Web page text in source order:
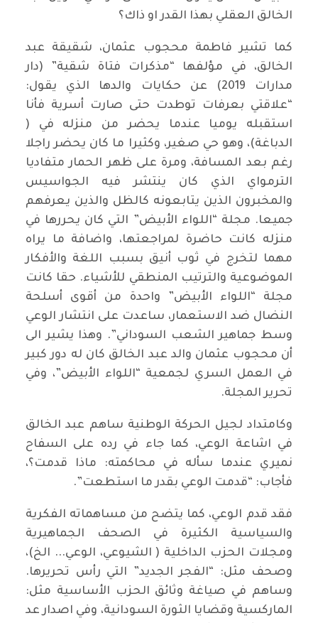
الخالق العقلي بهذا القدر او ذاك؟
كما تشير فاطمة محجوب عثمان، شقيقة عبد
الخالق، في مؤلفها “مذكرات فتاة شقية” (دار
مدارات 2019) عن حكايات والدها الذي يقول:
“علاقتي بعرفات توطدت حتى صارت أسرية فأنا
استقبله يوميا عندما يحضر من منزله في (
الدباغة)، وهو حي صغير، وكثيرا ما كان يحضر راجلا
رغم بعد المسافة، ومرة على ظهر الحمار متفاديا
الترمواي الذي كان ينتشر فيه الجواسيس
والمخبرون الذين يتابعونه كالظل والذين يعرفهم
جميعا. مجلة “اللواء الأبيض” التي كان يحررها في
منزله كانت حاضرة لمراجعتها، واضافة ما يراه
مهما لتخرج في ثوب أنيق بسبب اللغة والأفكار
الموضوعية والترتيب المنطقي للأشياء. حقا كانت
مجلة “اللواء الأبيض” واحدة من أقوى أسلحة
النضال ضد الاستعمار، ساعدت على انتشار الوعي
وسط جماهير الشعب السوداني”. وهذا يشير الى
أن محجوب عثمان والد عبد الخالق كان له دور كبير
في العمل السري لجمعية “اللواء الأبيض”، وفي
تحرير المجلة.
وكامتداد لجيل الحركة الوطنية ساهم عبد الخالق
في اشاعة الوعي، كما جاء في رده على السفاح
نميري عندما سأله في محاكمته: ماذا قدمت؟،
فأجاب: “قدمت الوعي بقدر ما استطعت”.
فقد قدم الوعي، كما يتضح من مساهماته الفكرية
والسياسية الكثيرة في الصحف الجماهيرية
ومجلات الحزب الداخلية ( الشيوعي، الوعي... الخ)،
وصحف مثل: “الفجر الجديد” التي رأس تحريرها.
وساهم في صياغة وثائق الحزب الأساسية مثل:
الماركسية وقضايا الثورة السودانية، وفي اصدار عد